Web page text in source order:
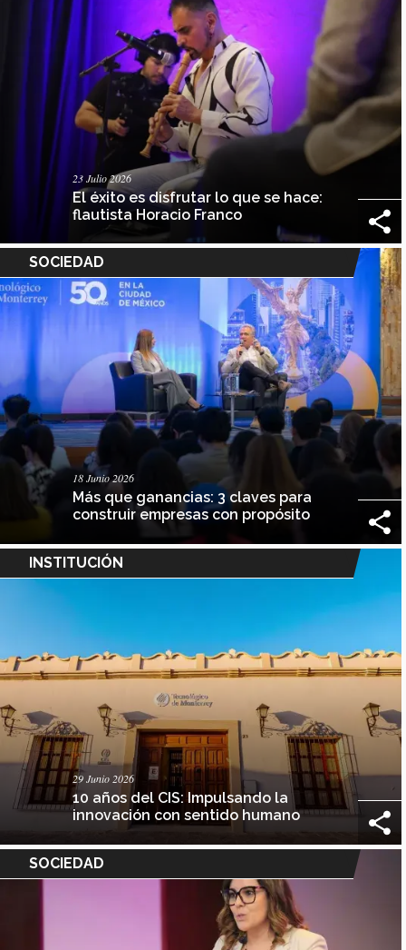
23 Julio 2026
El éxito es disfrutar lo que se hace:
flautista Horacio Franco
SOCIEDAD
18 Junio 2026
Más que ganancias: 3 claves para
construir empresas con propósito
INSTITUCIÓN
29 Junio 2026
10 años del CIS: Impulsando la
innovación con sentido humano
SOCIEDAD